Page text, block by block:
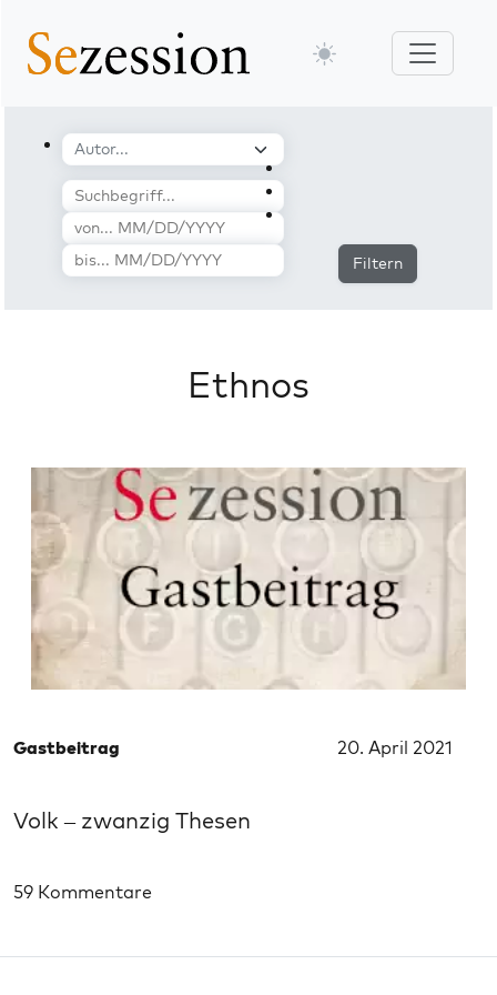
Filtern
Ethnos
Gastbeitrag 20. April 2021
Volk – zwanzig Thesen
59 Kommentare